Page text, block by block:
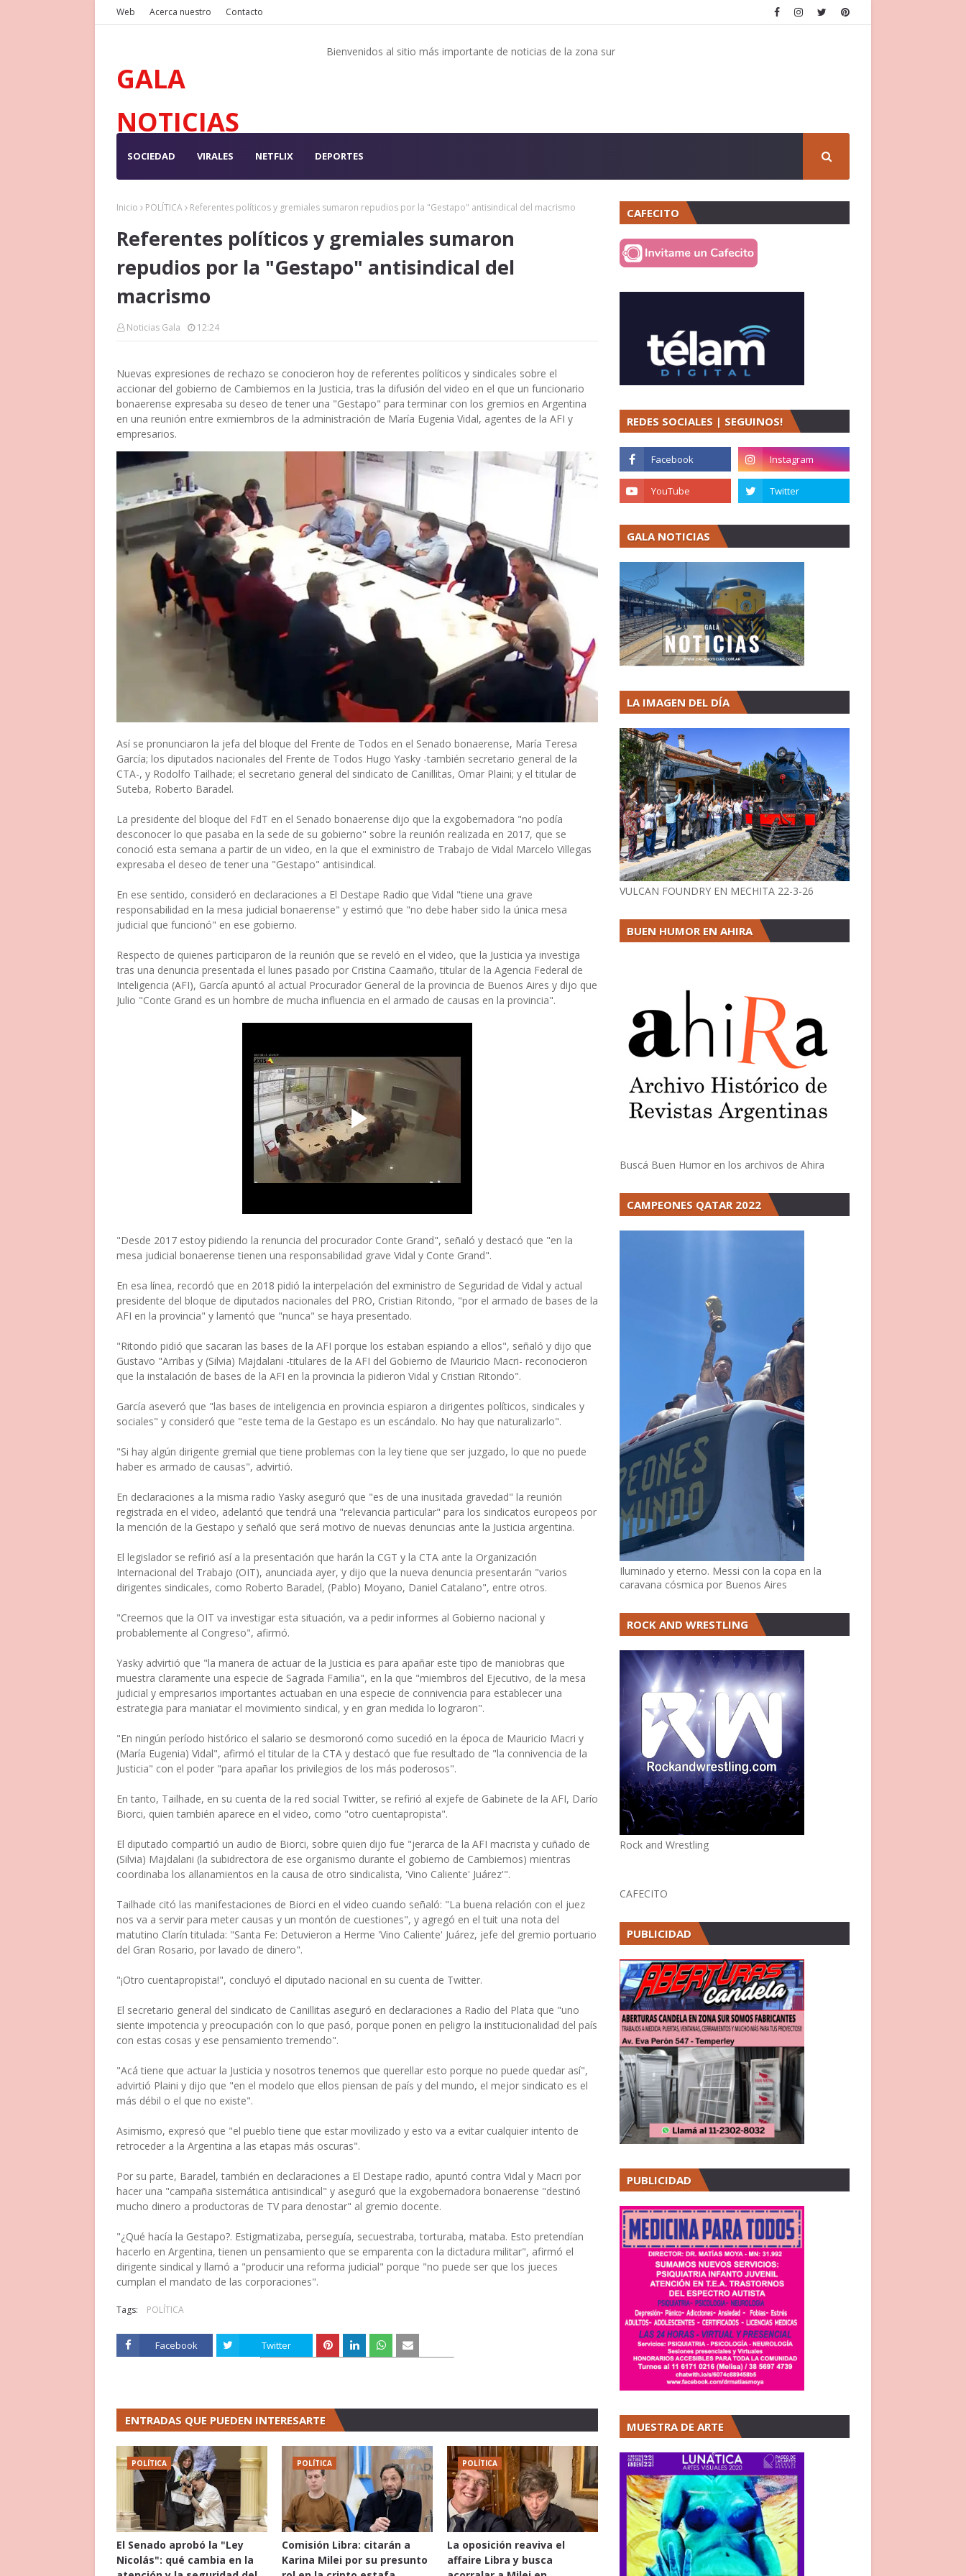
Web Acerca nuestro Contacto
GALA
NOTICIAS
Bienvenidos al sitio más importante de noticias de la zona sur
SOCIEDAD VIRALES NETFLIX DEPORTES
Inicio POLÍTICA Referentes políticos y gremiales sumaron repudios por la "Gestapo" antisindical del macrismo
Referentes políticos y gremiales sumaron
repudios por la "Gestapo" antisindical del
macrismo
Noticias Gala 12:24
Nuevas expresiones de rechazo se conocieron hoy de referentes políticos y sindicales sobre el
accionar del gobierno de Cambiemos en la Justicia, tras la difusión del video en el que un funcionario
bonaerense expresaba su deseo de tener una "Gestapo" para terminar con los gremios en Argentina
en una reunión entre exmiembros de la administración de María Eugenia Vidal, agentes de la AFI y
empresarios.
Así se pronunciaron la jefa del bloque del Frente de Todos en el Senado bonaerense, María Teresa
García; los diputados nacionales del Frente de Todos Hugo Yasky -también secretario general de la
CTA-, y Rodolfo Tailhade; el secretario general del sindicato de Canillitas, Omar Plaini; y el titular de
Suteba, Roberto Baradel.
La presidente del bloque del FdT en el Senado bonaerense dijo que la exgobernadora "no podía
desconocer lo que pasaba en la sede de su gobierno" sobre la reunión realizada en 2017, que se
conoció esta semana a partir de un video, en la que el exministro de Trabajo de Vidal Marcelo Villegas
expresaba el deseo de tener una "Gestapo" antisindical.
En ese sentido, consideró en declaraciones a El Destape Radio que Vidal "tiene una grave
responsabilidad en la mesa judicial bonaerense" y estimó que "no debe haber sido la única mesa
judicial que funcionó" en ese gobierno.
Respecto de quienes participaron de la reunión que se reveló en el video, que la Justicia ya investiga
tras una denuncia presentada el lunes pasado por Cristina Caamaño, titular de la Agencia Federal de
Inteligencia (AFI), García apuntó al actual Procurador General de la provincia de Buenos Aires y dijo que
Julio "Conte Grand es un hombre de mucha influencia en el armado de causas en la provincia".
"Desde 2017 estoy pidiendo la renuncia del procurador Conte Grand", señaló y destacó que "en la
mesa judicial bonaerense tienen una responsabilidad grave Vidal y Conte Grand".
En esa línea, recordó que en 2018 pidió la interpelación del exministro de Seguridad de Vidal y actual
presidente del bloque de diputados nacionales del PRO, Cristian Ritondo, "por el armado de bases de la
AFI en la provincia" y lamentó que "nunca" se haya presentado.
"Ritondo pidió que sacaran las bases de la AFI porque los estaban espiando a ellos", señaló y dijo que
Gustavo "Arribas y (Silvia) Majdalani -titulares de la AFI del Gobierno de Mauricio Macri- reconocieron
que la instalación de bases de la AFI en la provincia la pidieron Vidal y Cristian Ritondo".
García aseveró que "las bases de inteligencia en provincia espiaron a dirigentes políticos, sindicales y
sociales" y consideró que "este tema de la Gestapo es un escándalo. No hay que naturalizarlo".
"Si hay algún dirigente gremial que tiene problemas con la ley tiene que ser juzgado, lo que no puede
haber es armado de causas", advirtió.
En declaraciones a la misma radio Yasky aseguró que "es de una inusitada gravedad" la reunión
registrada en el video, adelantó que tendrá una "relevancia particular" para los sindicatos europeos por
la mención de la Gestapo y señaló que será motivo de nuevas denuncias ante la Justicia argentina.
El legislador se refirió así a la presentación que harán la CGT y la CTA ante la Organización
Internacional del Trabajo (OIT), anunciada ayer, y dijo que la nueva denuncia presentarán "varios
dirigentes sindicales, como Roberto Baradel, (Pablo) Moyano, Daniel Catalano", entre otros.
"Creemos que la OIT va investigar esta situación, va a pedir informes al Gobierno nacional y
probablemente al Congreso", afirmó.
Yasky advirtió que "la manera de actuar de la Justicia es para apañar este tipo de maniobras que
muestra claramente una especie de Sagrada Familia", en la que "miembros del Ejecutivo, de la mesa
judicial y empresarios importantes actuaban en una especie de connivencia para establecer una
estrategia para maniatar el movimiento sindical, y en gran medida lo lograron".
"En ningún período histórico el salario se desmoronó como sucedió en la época de Mauricio Macri y
(María Eugenia) Vidal", afirmó el titular de la CTA y destacó que fue resultado de "la connivencia de la
Justicia" con el poder "para apañar los privilegios de los más poderosos".
En tanto, Tailhade, en su cuenta de la red social Twitter, se refirió al exjefe de Gabinete de la AFI, Darío
Biorci, quien también aparece en el video, como "otro cuentapropista".
El diputado compartió un audio de Biorci, sobre quien dijo fue "jerarca de la AFI macrista y cuñado de
(Silvia) Majdalani (la subidrectora de ese organismo durante el gobierno de Cambiemos) mientras
coordinaba los allanamientos en la causa de otro sindicalista, 'Vino Caliente' Juárez'".
Tailhade citó las manifestaciones de Biorci en el video cuando señaló: "La buena relación con el juez
nos va a servir para meter causas y un montón de cuestiones", y agregó en el tuit una nota del
matutino Clarín titulada: "Santa Fe: Detuvieron a Herme 'Vino Caliente' Juárez, jefe del gremio portuario
del Gran Rosario, por lavado de dinero".
"¡Otro cuentapropista!", concluyó el diputado nacional en su cuenta de Twitter.
El secretario general del sindicato de Canillitas aseguró en declaraciones a Radio del Plata que "uno
siente impotencia y preocupación con lo que pasó, porque ponen en peligro la institucionalidad del país
con estas cosas y ese pensamiento tremendo".
"Acá tiene que actuar la Justicia y nosotros tenemos que querellar esto porque no puede quedar así",
advirtió Plaini y dijo que "en el modelo que ellos piensan de país y del mundo, el mejor sindicato es el
más débil o el que no existe".
Asimismo, expresó que "el pueblo tiene que estar movilizado y esto va a evitar cualquier intento de
retroceder a la Argentina a las etapas más oscuras".
Por su parte, Baradel, también en declaraciones a El Destape radio, apuntó contra Vidal y Macri por
hacer una "campaña sistemática antisindical" y aseguró que la exgobernadora bonaerense "destinó
mucho dinero a productoras de TV para denostar" al gremio docente.
"¿Qué hacía la Gestapo?. Estigmatizaba, perseguía, secuestraba, torturaba, mataba. Esto pretendían
hacerlo en Argentina, tienen un pensamiento que se emparenta con la dictadura militar", afirmó el
dirigente sindical y llamó a "producir una reforma judicial" porque "no puede ser que los jueces
cumplan el mandato de las corporaciones".
Tags: POLÍTICA
Facebook Twitter
ENTRADAS QUE PUEDEN INTERESARTE
POLÍTICA
El Senado aprobó la "Ley
Nicolás": qué cambia en la
POLÍTICA
Comisión Libra: citarán a
Karina Milei por su presunto
POLÍTICA
La oposición reaviva el
affaire Libra y busca
CAFECITO
REDES SOCIALES | SEGUINOS!
GALA NOTICIAS
LA IMAGEN DEL DÍA
VULCAN FOUNDRY EN MECHITA 22-3-26
BUEN HUMOR EN AHIRA
Buscá Buen Humor en los archivos de Ahira
CAMPEONES QATAR 2022
Iluminado y eterno. Messi con la copa en la
caravana cósmica por Buenos Aires
ROCK AND WRESTLING
Rock and Wrestling
CAFECITO
PUBLICIDAD
PUBLICIDAD
MUESTRA DE ARTE